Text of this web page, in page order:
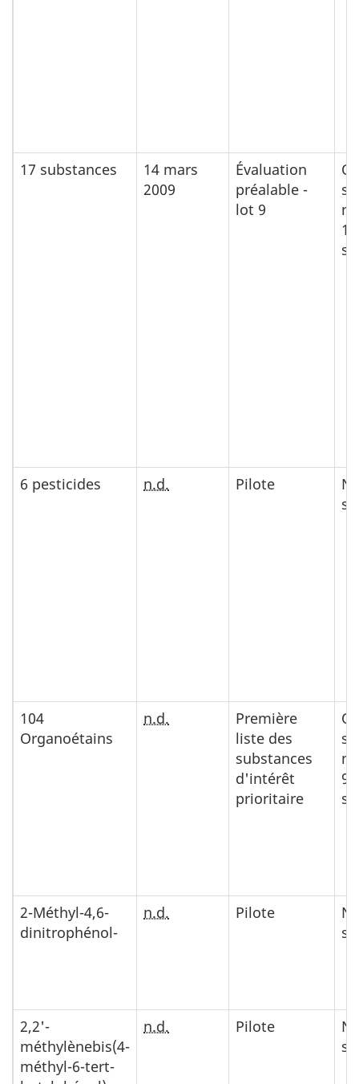
17 substances
14 mars
2009
Évaluation
préalable -
lot 9
12
6 pesticides n.d. Pilote
104
Organoétains
n.d.
Première
liste des
substances
d'intérêt
prioritaire
96
2-Méthyl-4,6-
dinitrophénol-
n.d. Pilote
2,2'-
méthylènebis(4-
méthyl-6-tert-
n.d. Pilote